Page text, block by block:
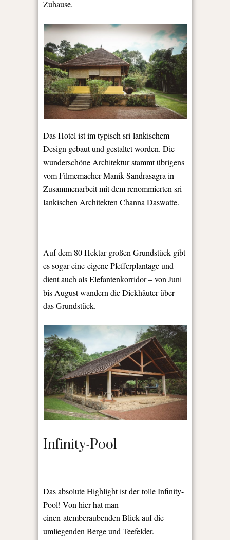
Zuhause.
Das Hotel ist im typisch sri-lankischem
Design gebaut und gestaltet worden. Die
wunderschöne Architektur stammt übrigens
vom Filmemacher Manik Sandrasagra in
Zusammenarbeit mit dem renommierten sri-
lankischen Architekten Channa Daswatte.
Auf dem 80 Hektar großen Grundstück gibt
es sogar eine eigene Pfefferplantage und
dient auch als Elefantenkorridor – von Juni
bis August wandern die Dickhäuter über
das Grundstück.
Infinity-Pool
Das absolute Highlight ist der tolle Infinity-
Pool! Von hier hat man
einen atemberaubenden Blick auf die
umliegenden Berge und Teefelder.